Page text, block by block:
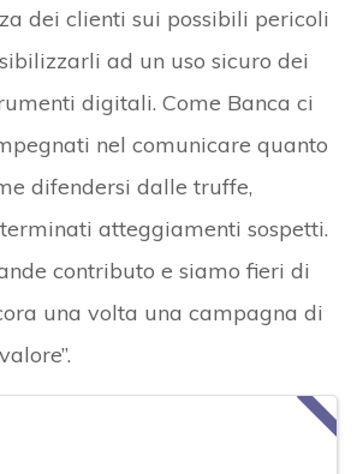
dei clienti sui possibili pericoli
ad un uso sicuro dei
digitali. Come Banca ci
nel comunicare quanto
difendersi dalle truffe,
atteggiamenti sospetti.
contributo e siamo fieri di
una volta una campagna di